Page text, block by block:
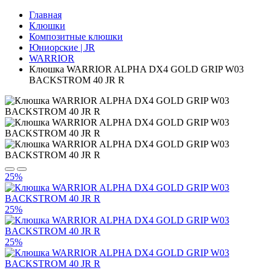
Главная
Клюшки
Композитные клюшки
Юниорские | JR
WARRIOR
Клюшка WARRIOR ALPHA DX4 GOLD GRIP W03
BACKSTROM 40 JR R
25%
25%
25%